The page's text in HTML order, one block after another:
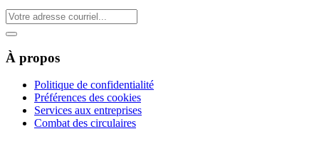
À propos
Politique de confidentialité
Préférences des cookies
Services aux entreprises
Combat des circulaires